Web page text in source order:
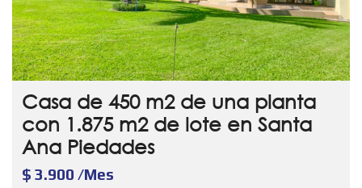
Casa de 450 m2 de una planta
con 1.875 m2 de lote en Santa
Ana Piedades
$ 3.900 /Mes